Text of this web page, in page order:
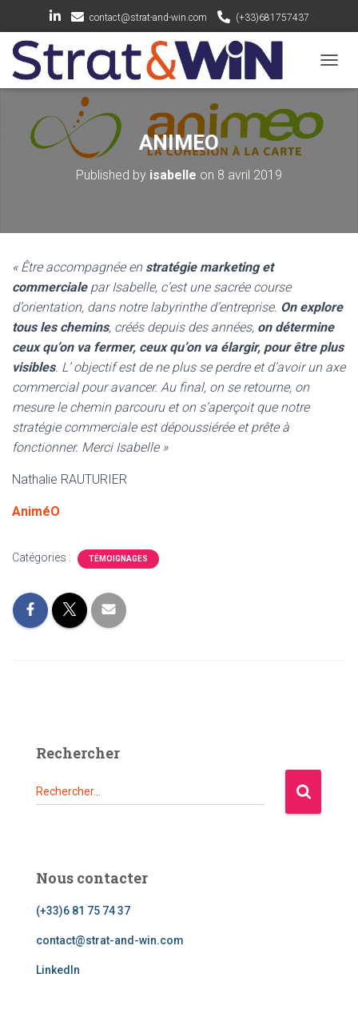
contact@strat-and-win.com (+33)681757437
ANIMEO
Published by isabelle on 8 avril 2019
« Être accompagnée en stratégie marketing et
commercialepar Isabelle, c’est une sacrée course
d’orientation, dans notre labyrinthe d’entreprise. On explore
tous les chemins, créés depuis des années, on détermine
ceux qu’on va fermer, ceux qu’on va élargir, pour être plus
visibles. L’ objectif est de ne plus se perdre et d’avoir un axe
commercial pour avancer. Au final, on se retourne, on
mesure le chemin parcouru et on s’aperçoit que notre
stratégie commerciale est dépoussiérée et prête à
fonctionner. Merci Isabelle »
Nathalie RAUTURIER
AniméO
Catégories : TÉMOIGNAGES
Rechercher
R
e
r
h
r
Rechercher…
Nous contacter
(+33)6 81 75 74 37
contact@strat-and-win.com
LinkedIn